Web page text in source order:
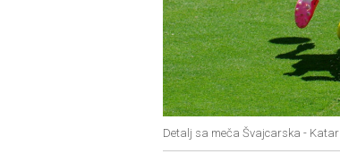
Detalj sa meča Švajcarska - Katar